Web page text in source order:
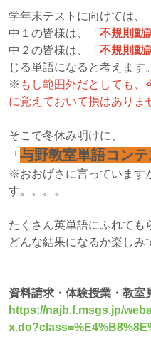
学年末テストに向けては、
中１の皆様は、「 不規則動
中２の皆様は、「 不規則動
じる単語になると考えます。
※ もし範囲外だとしても、
に覚えておいて損はありま
そこで冬休み明けに、
「 与野教室単語コンテ
※おおげさに言っています
す。。。。
たくさん英単語にふれても
どんな結果になるか楽しみ
資料請求・体験授業・教室
https://najb.f.msgs.jp/